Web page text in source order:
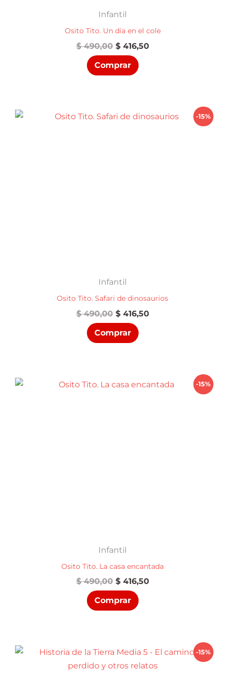
Infantil
Osito Tito. Un día en el cole
$490,00 El
precio
original
era:
$416,50El
Comprar
-15%
Infantil
Osito Tito. Safari de dinosaurios
$490,00 El
precio
original
era:
$416,50El
Comprar
-15%
Infantil
Osito Tito. La casa encantada
$490,00 El
precio
original
era:
$416,50El
Comprar
-15%